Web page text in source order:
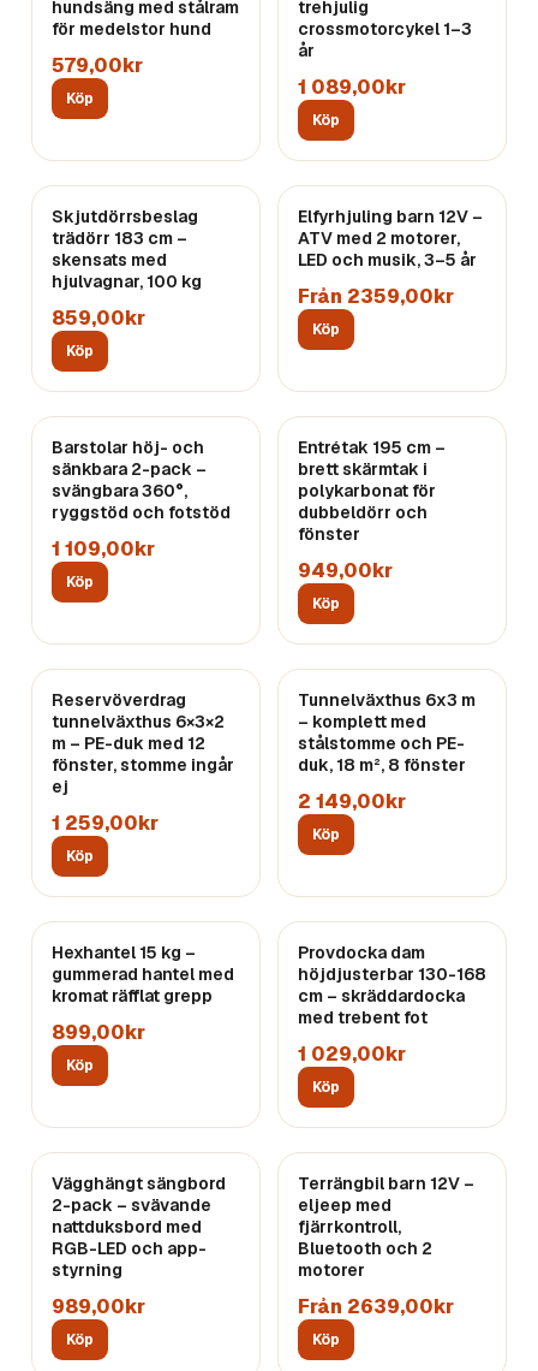
hundsäng med stålram
för medelstor hund
579,00kr
Köp
trehjulig
crossmotorcykel 1–3
år
1 089,00kr
Köp
Skjutdörrsbeslag
trädörr 183 cm –
skensats med
hjulvagnar, 100 kg
859,00kr
Köp
Elfyrhjuling barn 12V –
ATV med 2 motorer,
LED och musik, 3–5 år
Från 2359,00kr
Köp
Barstolar höj- och
sänkbara 2-pack –
svängbara 360°,
ryggstöd och fotstöd
1 109,00kr
Köp
Entrétak 195 cm –
brett skärmtak i
polykarbonat för
dubbeldörr och
fönster
949,00kr
Köp
Reservöverdrag
tunnelväxthus 6×3×2
m – PE-duk med 12
fönster, stomme ingår
ej
1 259,00kr
Köp
Tunnelväxthus 6x3 m
– komplett med
stålstomme och PE-
duk, 18 m², 8 fönster
2 149,00kr
Köp
Hexhantel 15 kg –
gummerad hantel med
kromat räfflat grepp
899,00kr
Köp
Provdocka dam
höjdjusterbar 130-168
cm – skräddardocka
med trebent fot
1 029,00kr
Köp
Vägghängt sängbord
2-pack – svävande
nattduksbord med
RGB-LED och app-
styrning
989,00kr
Köp
Terrängbil barn 12V –
eljeep med
fjärrkontroll,
Bluetooth och 2
motorer
Från 2639,00kr
Köp